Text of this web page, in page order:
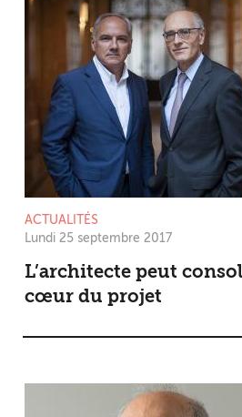
ACTUALITÉS
Lundi 25 septembre 2017
L’architecte peut
cœur du projet